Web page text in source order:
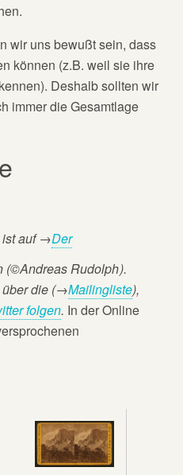
wir uns bewußt sein, dass
können (z.B. weil sie ihre
Deshalb sollten wir
immer die Gesamtlage
auf→Der
(©Andreas Rudolph).
über die (→Mailingliste),
folgen. In der Online